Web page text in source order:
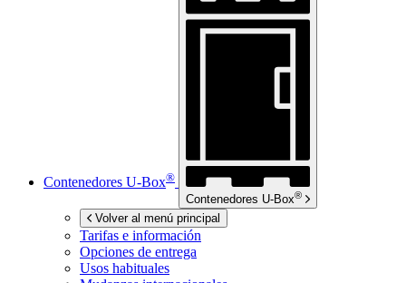
Contenedores U-Box®
Contenedores U-Box®
Volver al menú principal
Tarifas e información
Opciones de entrega
Usos habituales